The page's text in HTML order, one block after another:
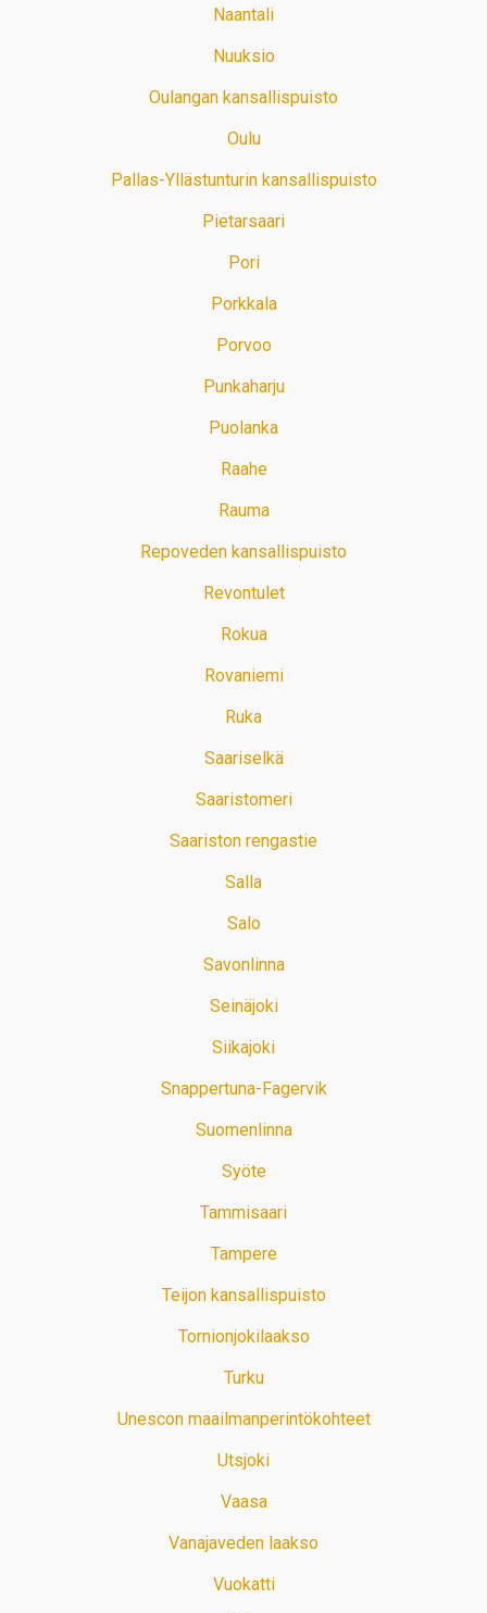
Naantali
Nuuksio
Oulangan kansallispuisto
Oulu
Pallas-Yllästunturin kansallispuisto
Pietarsaari
Pori
Porkkala
Porvoo
Punkaharju
Puolanka
Raahe
Rauma
Repoveden kansallispuisto
Revontulet
Rokua
Rovaniemi
Ruka
Saariselkä
Saaristomeri
Saariston rengastie
Salla
Salo
Savonlinna
Seinäjoki
Siikajoki
Snappertuna-Fagervik
Suomenlinna
Syöte
Tammisaari
Tampere
Teijon kansallispuisto
Tornionjokilaakso
Turku
Unescon maailmanperintökohteet
Utsjoki
Vaasa
Vanajaveden laakso
Vuokatti